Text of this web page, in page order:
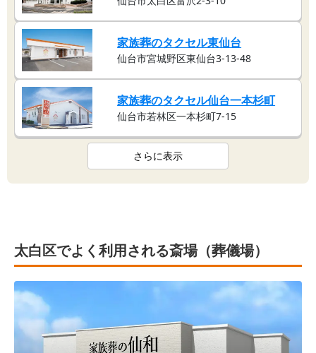
家族葬のタクセル東仙台
仙台市宮城野区東仙台3-13-48
家族葬のタクセル仙台一本杉町
仙台市若林区一本杉町7-15
さらに表示
太白区でよく利用される斎場（葬儀場）